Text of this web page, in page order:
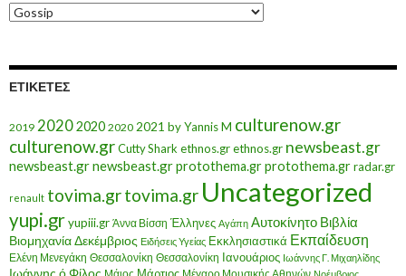
Kατηγορίες
ΕΤΙΚΈΤΕΣ
2019 20202020 2020 2021 by Yannis M culturenow.gr
culturenow.grCutty Shark ethnos.grethnos.gr newsbeast.gr
newsbeast.grnewsbeast.grprotothema.grprotothema.grradar.gr
renault tovima.grtovima.gr Uncategorized
yupi.gryupiii.gr Άννα Βίσση Έλληνες Αγάπη Αυτοκίνητο Βιβλία
ΒιομηχανίαΔεκέμβριος Ειδήσεις Υγείας Εκκλησιαστικά Εκπαίδευση
Ελένη Μενεγάκη Θεσσαλονίκη Θεσσαλονίκη Ιανουάριος Ιωάννης Γ. Μιχαηλίδης
Ιωάννης ό Φίλος Νοέμβριος